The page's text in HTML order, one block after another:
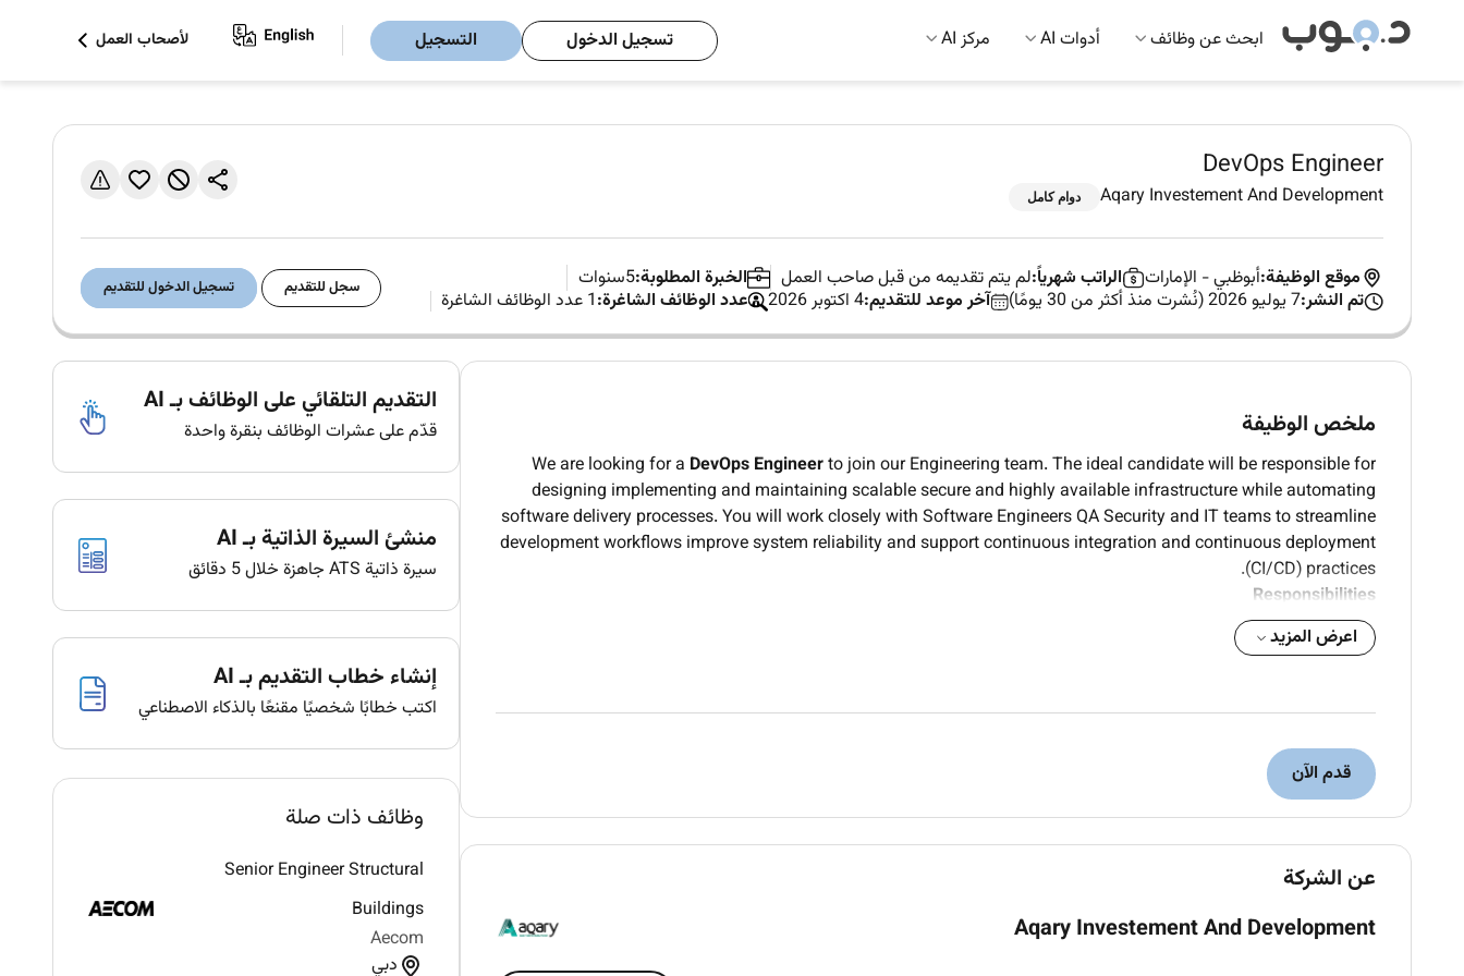
ابحث عن وظائف أدوات AI مركز AI تسجيل الدخول التسجيل لأصحاب العمل
DevOps Engineer
Aqary Investement And Development دوام كامل
موقع الوظيفة:أبوظبي- الإمارات الراتب شهرياً:لم يتم تقديمه من قبل صاحب العمل الخبرة المطلوبة:5سنوات
تم النشر:7 يوليو 2026 (نُشرت منذ أكثر من 30 يومًا) آخر موعد للتقديم:4 اكتوبر 2026 عدد الوظائف الشاغرة:1 عدد الوظائف الشاغرة سجل للتقديم تسجيل الدخول للتقديم
ملخص الوظيفة
We are looking for a DevOps Engineerto join our Engineering team. The ideal candidate will be responsible for
designing implementing and maintaining scalable secure and highly available infrastructure while automating
software delivery processes. You will work closely with Software Engineers QA Security and IT teams to streamline
development workflows improve system reliability and support continuous integration and continuous deployment
(CI/CD) practices.
Responsibilities
Design implement and maintain CI/CD pipelines to automate software build testing and deployment
Develop and maintain Infrastructure as Code (IaC) using Terraform CloudFormation or Ansible.
Deploy configure and manage containerized applications using Docker and Kubernetes.
Monitor system performance availability and security using tools such as Prometheus Grafana ELK Stack
Datadog or CloudWatch.
Automate operational tasks using scripting languages such as Bash Python or PowerShell.
Manage Linux-based servers and troubleshoot infrastructure-related issues.
Collaborate with development teams to improve application deployment strategies and release management.
standards.
اعرض المزيد
قدم الآن
عن الشركة
Aqary Investement And Development
التقديم التلقائي على الوظائف بـ AI
قدّم على عشرات الوظائف بنقرة واحدة
منشئ السيرة الذاتية بـ AI
سيرة ذاتية ATS جاهزة خلال 5 دقائق
إنشاء خطاب التقديم بـ AI
اكتب خطابًا شخصيًا مقنعًا بالذكاء الاصطناعي
وظائف ذات صلة
Senior Engineer Structural
Buildings
Aecom
دبي